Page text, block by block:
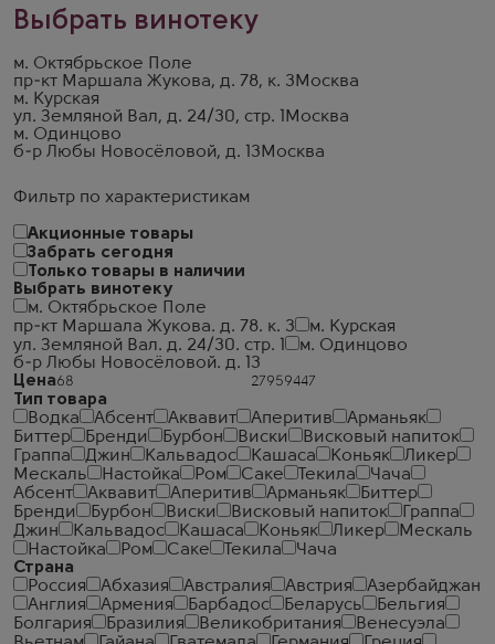
Фильтр по характеристикам
Акционные товары
Забрать сегодня
Только товары в наличии
Выбрать винотеку
м. Октябрьское Поле
пр-кт Маршала Жукова. д. 78. к. 3
м. Курская
ул. Земляной Вал. д. 24/30. стр. 1
м. Одинцово
б-р Любы Новосёловой. д. 13
Цена
Тип товара
Водка
Абсент Аквавит Аперитив
Арманьяк
Биттер
Бренди Бурбон Виски
Висковый напиток
Граппа
Джин Кальвадос Кашаса Коньяк
Ликер
Мескаль
Настойка Ром Саке Текила
Чача
Абсент
Аквавит Аперитив Арманьяк
Биттер
Бренди
Бурбон Виски Висковый напиток
Граппа
Джин
Кальвадос Кашаса Коньяк Ликер
Мескаль
Настойка
Ром Саке Текила
Чача
Страна
Россия
Абхазия Австралия Австрия
Азербайджан
Англия
Армения Барбадос Беларусь
Бельгия
Болгария
Бразилия Великобритания
Венесуэла
Выбрать винотеку
м. Октябрьское Поле
пр-кт Маршала Жукова, д. 78, к. 3 Москва
м. Курская
ул. Земляной Вал, д. 24/30, стр. 1
Москва
м. Одинцово
б-р Любы Новосёловой, д. 13 Москва